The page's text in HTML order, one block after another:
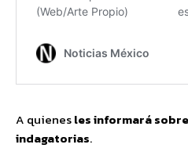
A quienesles informará
indagatorias.